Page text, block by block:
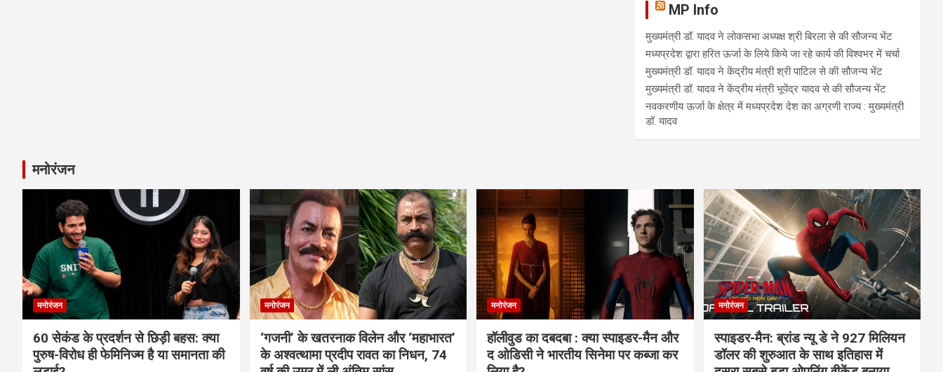
MP Info
मुख्यमंत्री डॉ. यादव ने लोकसभा अध्यक्ष श्री बिरला से की सौजन्य भेंट
मध्यप्रदेश द्वारा हरित ऊर्जा के लिये किये जा रहे कार्य की विश्वभर में चर्चा
मुख्यमंत्री डॉ. यादव ने केंद्रीय मंत्री श्री पाटिल से की सौजन्य भेंट
मुख्यमंत्री डॉ. यादव ने केंद्रीय मंत्री भूपेंद्र यादव से की सौजन्य भेंट
नवकरणीय ऊर्जा के क्षेत्र में मध्यप्रदेश देश का अग्रणी राज्य : मुख्यमंत्री
डॉ. यादव
मनोरंजन
मनोरंजन
60 सेकंड के प्रदर्शन से छिड़ी बहस: क्या
पुरुष-विरोध ही फेमिनिज्म है या समानता की
मनोरंजन
‘गजनी’ के खतरनाक विलेन और ‘महाभारत’
के अश्वत्थामा प्रदीप रावत का निधन, 74
मनोरंजन
हॉलीवुड का दबदबा : क्या स्पाइडर-मैन और
द ओडिसी ने भारतीय सिनेमा पर कब्जा कर
मनोरंजन
स्पाइडर-मैन: ब्रांड न्यू डे ने 927 मिलियन
डॉलर की शुरुआत के साथ इतिहास में